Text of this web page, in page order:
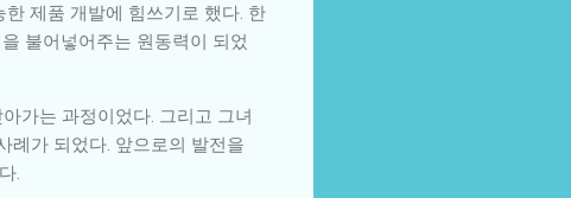
제품 개발에 힘쓰기로 했다. 한
불어넣어주는 원동력이 되었
가는 과정이었다. 그리고 그녀
례가 되었다. 앞으로의 발전을
.